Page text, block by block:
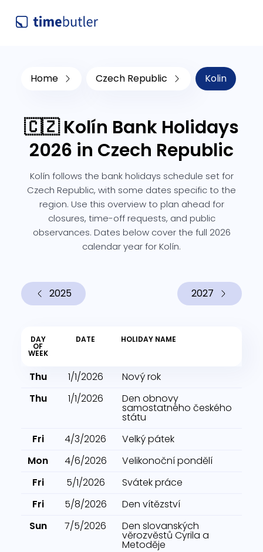
Home Czech Republic Kolin
🇨🇿 Kolín Bank Holidays
2026 in Czech Republic
Kolín follows the bank holidays schedule set for
Czech Republic, with some dates specific to the
region. Use this overview to plan ahead for
closures, time-off requests, and public
observances. Dates below cover the full 2026
calendar year for Kolín.
2025 2027
DAY
OF
WEEK
DATE HOLIDAY NAME
Thu 1/1/2026
Nový rok
Thu
1/1/2026 Den obnovy
samostatného českého
státu
Fri
4/3/2026
Velký pátek
Mon
4/6/2026
Velikonoční pondělí
Fri
5/1/2026
Svátek práce
Fri
5/8/2026
Den vítězství
Sun
7/5/2026 Den slovanských
věrozvěstů Cyrila a
Metoděje